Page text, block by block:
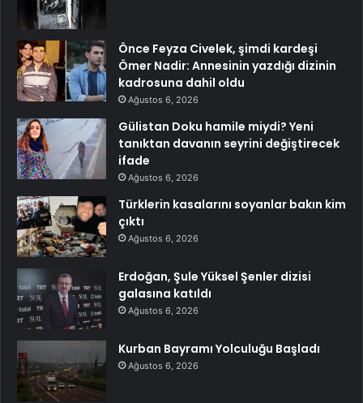
Önce Feyza Civelek, şimdi kardeşi
Ömer Nadir: Annesinin yazdığı dizinin
kadrosuna dahil oldu
Ağustos 6, 2026
Gülistan Doku hamile miydi? Yeni
tanıktan davanın seyrini değiştirecek
ifade
Ağustos 6, 2026
Türklerin kasalarını soyanlar bakın kim
çıktı
Ağustos 6, 2026
Erdoğan, Şule Yüksel Şenler dizisi
galasına katıldı
Ağustos 6, 2026
Kurban Bayramı Yolculuğu Başladı
Ağustos 6, 2026